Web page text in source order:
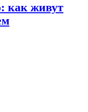
как живут